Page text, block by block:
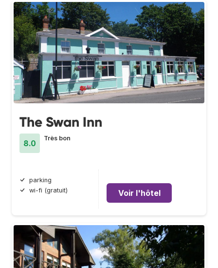
The Swan Inn
8.0
Très bon
parking
wi-fi (gratuit)
Voir l'hôtel